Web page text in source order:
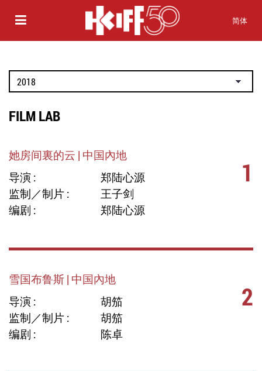
简体
FILM LAB
她房间裏的云 | 中国內地
导演 :
郑陆心源
监制／制片 :
王子剑
编剧 :
郑陆心源
1
雪国布鲁斯 | 中国內地
导演 :
胡笳
监制／制片 :
胡笳
编剧 :
陈卓
2